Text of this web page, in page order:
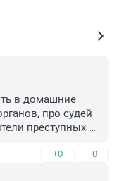
в домашние
про судей
преступных
+0 –0